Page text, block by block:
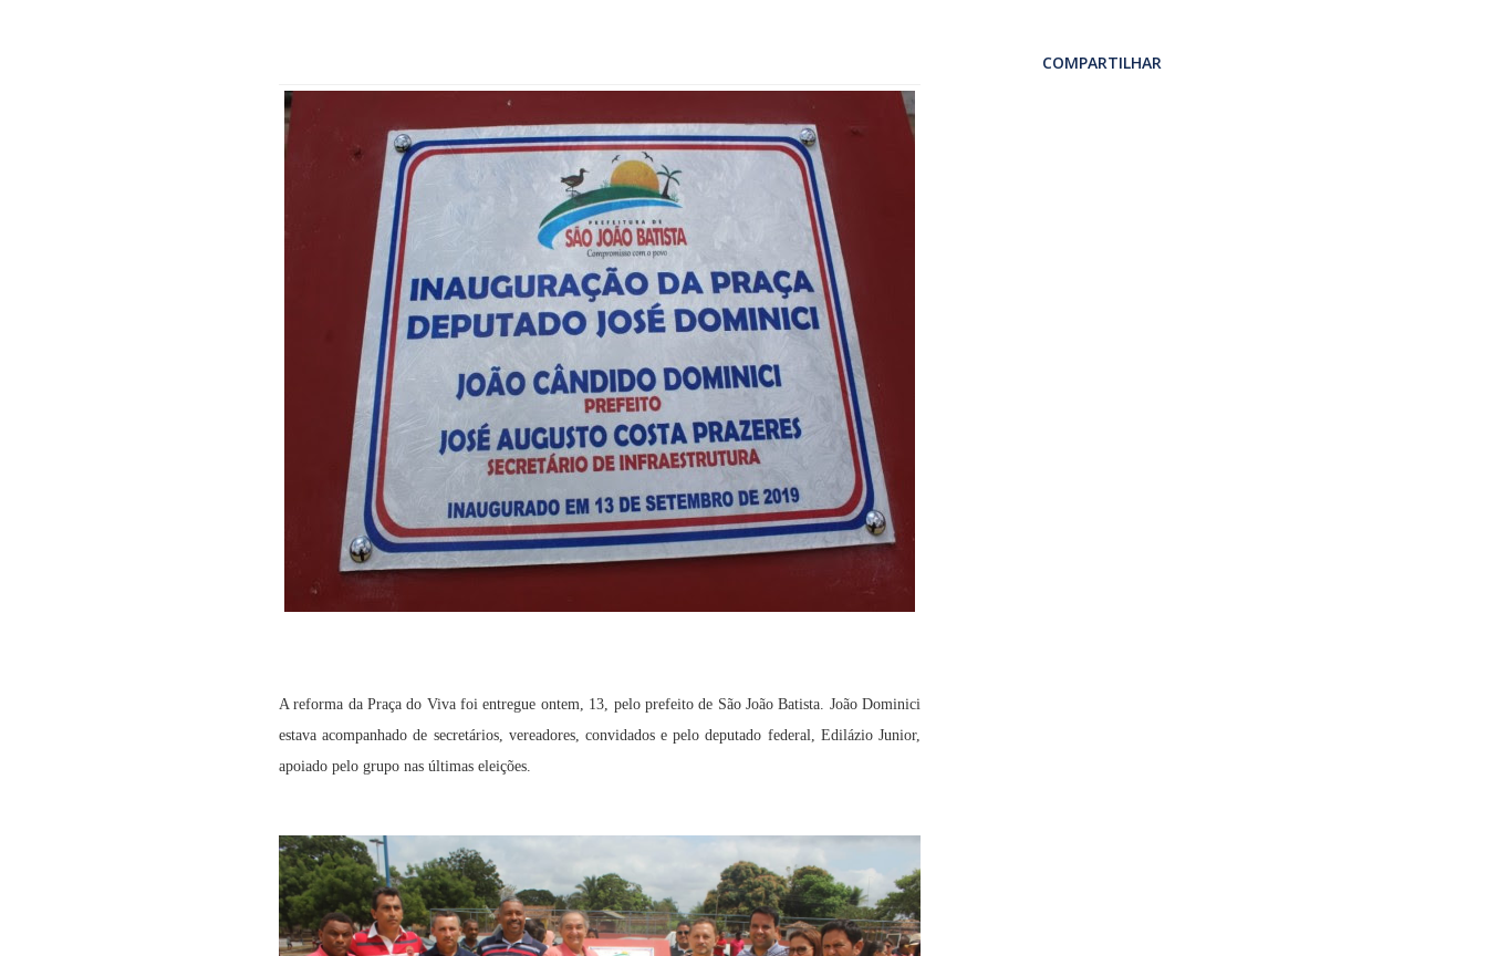
A reforma da Praça do Viva foi entregue ontem, 13, pelo prefeito de São João Batista. João Dominici
estava acompanhado de secretários, vereadores, convidados e pelo deputado federal, Edilázio Junior,
apoiado pelo grupo nas últimas eleições.
COMPARTILHAR